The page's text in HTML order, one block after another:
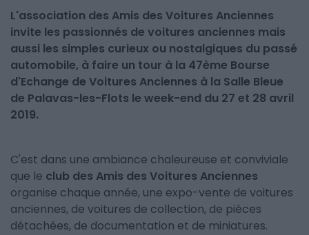
L'association des Amis des Voitures Anciennes
invite les passionnés de voitures anciennes mais
aussi les simples curieux ou nostalgiques du passé
automobile, à faire un tour à la 47ème Bourse
d'Echange de Voitures Anciennes à la Salle Bleue
de Palavas-les-Flots le week-end du 27 et 28 avril
2019.
C'est dans une ambiance chaleureuse et conviviale
que le club des Amis des Voitures Anciennes
organise chaque année, une expo-vente de voitures
anciennes, de voitures de collection, de pièces
détachées, de documentation et de miniatures.